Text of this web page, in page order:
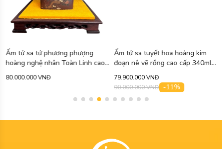
Ấm tử sa tứ phương phượng
hoàng nghệ nhân Toàn Linh cao
cấp 750ml ATS471
80.000.000 VNĐ
Ấm tử sa tuyết hoa hoàng kim
đoạn nê vẽ rồng cao cấp 340ml
ATS463
79.900.000 VNĐ
90.000.000 VNĐ
-11%